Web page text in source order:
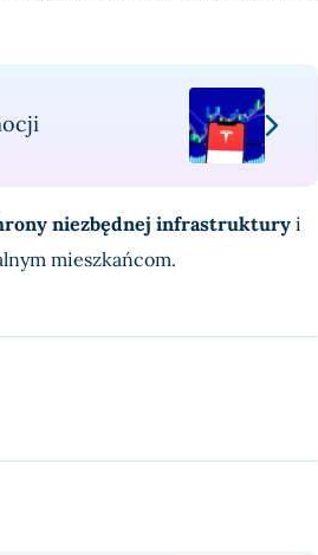
niezbędnej infrastrukturyi
mieszkańcom.